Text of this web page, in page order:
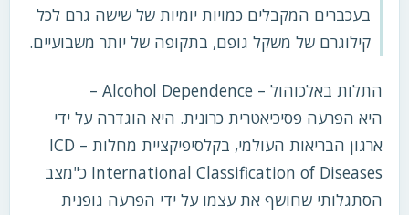
בעכברים המקבלים כמויות יומיות של שישה גרם לכל
קילוגרם של משקל גופם, בתקופה של יותר משבועיים.
התלות באלכוהול – Alcohol Dependence –
היא הפרעה פסיכיאטרית כרונית. היא הוגדרה על ידי
ארגון הבריאות העולמי, בקלסיפיקציית מחלות ICD –
International Classification of Diseases כ"מצב
הסתגלותי שחושף את עצמו על ידי הפרעה גופנית